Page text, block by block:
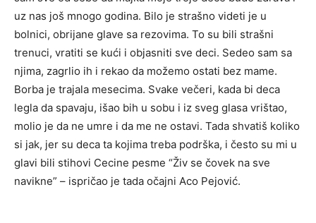
uz nas još mnogo godina. Bilo je strašno videti je u
bolnici, obrijane glave sa rezovima. To su bili strašni
trenuci, vratiti se kući i objasniti sve deci. Sedeo sam sa
njima, zagrlio ih i rekao da možemo ostati bez mame.
Borba je trajala mesecima. Svake večeri, kada bi deca
legla da spavaju, išao bih u sobu i iz sveg glasa vrištao,
molio je da ne umre i da me ne ostavi. Tada shvatiš koliko
si jak, jer su deca ta kojima treba podrška, i često su mi u
glavi bili stihovi Cecine pesme “Živ se čovek na sve
navikne” – ispričao je tada očajni Aco Pejović.